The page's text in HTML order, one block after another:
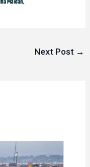
Next Post →